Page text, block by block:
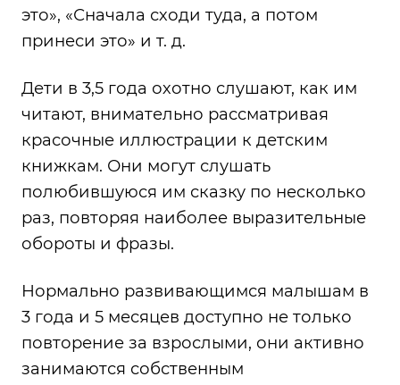
это», «Сначала сходи туда, а потом
принеси это» и т. д.
Дети в 3,5 года охотно слушают, как им
читают, внимательно рассматривая
красочные иллюстрации к детским
книжкам. Они могут слушать
полюбившуюся им сказку по несколько
раз, повторяя наиболее выразительные
обороты и фразы.
Нормально развивающимся малышам в
3 года и 5 месяцев доступно не только
повторение за взрослыми, они активно
занимаются собственным